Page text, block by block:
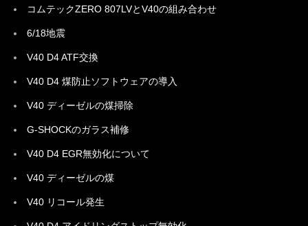
コムテックZERO 807LVとV40の組み合わせ
6/18地震
V40 D4 ATF交換
V40 D4 煤防止ソフトウェアの導入
V40 ディーゼルの煤掃除
G-SHOCKのガラス補修
V40 D4 EGR無効化について
V40 ディーゼルの煤
V40 リコール発生